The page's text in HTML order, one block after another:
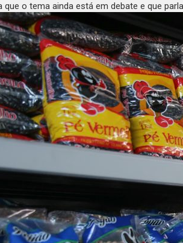
que o tema ainda está em debate e que